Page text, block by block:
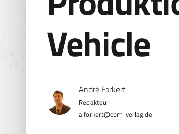
Vehicle
André Forkert
Redakteur
a.forkert@cpm-verlag.de